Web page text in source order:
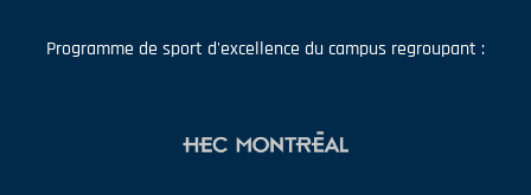
Programme de sport d'excellence du campus regroupant :